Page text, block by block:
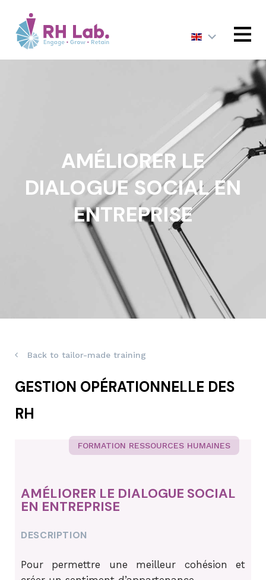
MENU
AMÉLIORER LE
DIALOGUE SOCIAL EN
ENTREPRISE
Back to tailor-made training
GESTION OPÉRATIONNELLE DES
RH
AMÉLIORER LE DIALOGUE SOCIAL
EN ENTREPRISE
FORMATION RESSOURCES HUMAINES
DESCRIPTION
Pour permettre une meilleur cohésion et